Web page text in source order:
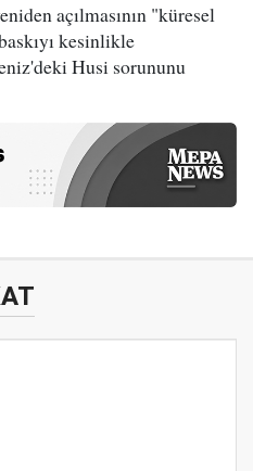
açılmasının "küresel
kesinlikle
Husi sorununu